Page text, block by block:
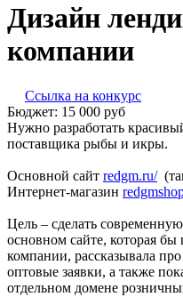
Дизайн
компании
Ссылка на конкурс
Бюджет: 15 000 руб
Нужно разработать
поставщика рыбы и икры.
Основной сайт redgm.ru/
Интернет-магазин
Цель – сделать
основном сайте, которая бы
компании, рассказывала
оптовые заявки, а также
отдельном домене